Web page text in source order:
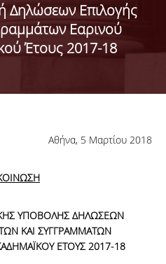
Δηλώσεων Επιλογής
Εαρινού
Έτους 2017-18
Αθήνα, 5 Μαρτίου 2018
ΥΠΟΒΟΛΗΣ ΔΗΛΩΣΕΩΝ
ΚΑΙ ΣΥΓΓΡΑΜΜΑΤΩΝ
ΕΤΟΥΣ 2017-18